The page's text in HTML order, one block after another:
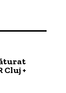
Cluj +